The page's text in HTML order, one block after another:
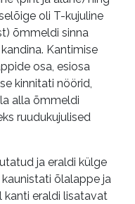
oli T-kujuline
õmmeldi sinna
Kantimise
osa, esiosa
kinnitati nöörid,
alla õmmeldi
ruudukujulised
ja eraldi külge
õlalappe ja
kanti eraldi lisatavat